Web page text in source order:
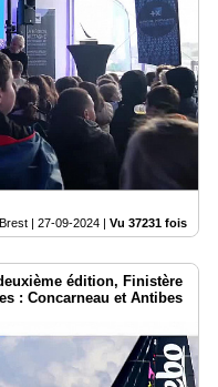
Brest | 27-09-2024 | Vu 37231 fois
édition, Finistère
: Concarneau et Antibes